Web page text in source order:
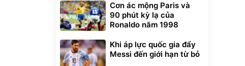
Cơn ác mộng Paris và
90 phút kỳ lạ của
Ronaldo năm 1998
Khi áp lực quốc gia đẩy
Messi đến giới hạn từ bỏ